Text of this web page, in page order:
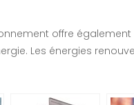
offre
Les énergies